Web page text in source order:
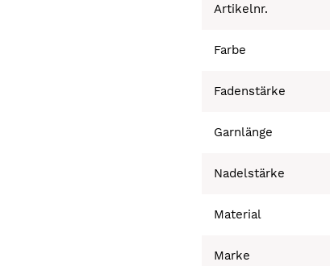
Artikelnr.
Farbe
Fadenstärke
Garnlänge
Nadelstärke
Material
Marke